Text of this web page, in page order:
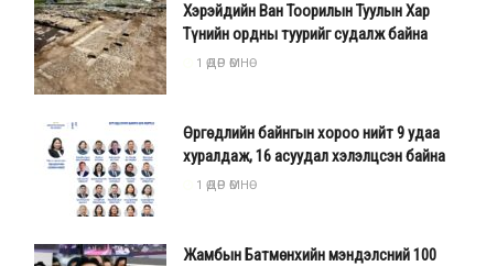
Хэрэйдийн Ван Тоорилын Туулын Хар
Түнийн ордны туурийг судалж байна
1 ӨДӨР ӨМНӨ
Өргөдлийн байнгын хороо нийт 9 удаа
хуралдаж, 16 асуудал хэлэлцсэн байна
1 ӨДӨР ӨМНӨ
Жамбын Батмөнхийн мэндэлсний 100